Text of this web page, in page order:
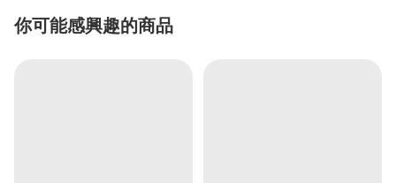
你可能感興趣的商品